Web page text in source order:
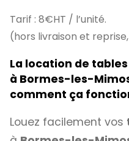
Tarif : 8€HT / l’unité.
(hors livraison et
La location de
à Bormes-les-
comment ça
Louez facilement vos